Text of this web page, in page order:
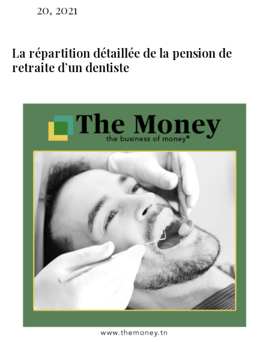
20, 2021
La répartition détaillée de la pension de
retraite d’un dentiste